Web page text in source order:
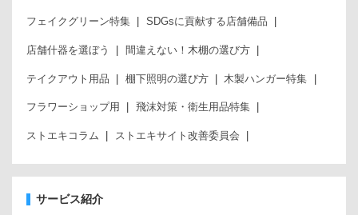
フェイクグリーン特集 SDGsに貢献する店舗備品
店舗什器を選ぼう 間違えない！木棚の選び方
テイクアウト用品 棚下照明の選び方 木製ハンガー特集
フラワーショップ用 飛沫対策・衛生用品特集
ストエキコラム ストエキサイト改善委員会
サービス紹介